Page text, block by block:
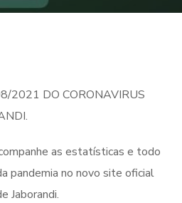
2021 DO CORONAVIRUS
as estatísticas e todo
pandemia no novo site oficial
Jaborandi.